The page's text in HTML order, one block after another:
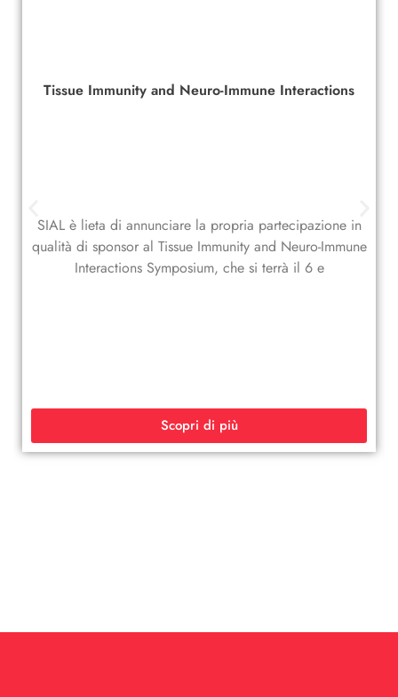
Tissue Immunity and Neuro-Immune Interactions
SIAL è lieta di annunciare la propria partecipazione in
qualità di sponsor al Tissue Immunity and Neuro-Immune
Interactions Symposium, che si terrà il 6 e
Scopri di più